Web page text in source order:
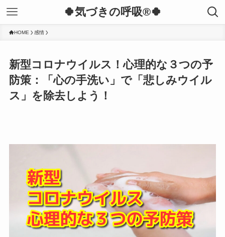
🍀気づきの呼吸®︎🍀
HOME 感情
新型コロナウイルス！心理的な３つの予
防策：「心の手洗い」で「悲しみウイル
ス」を除去しよう！